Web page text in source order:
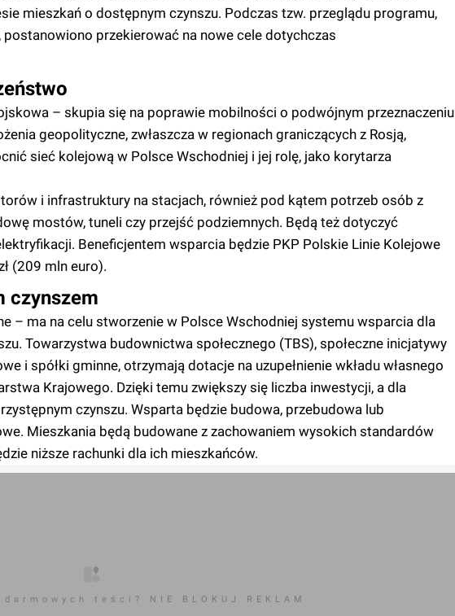
mieszkań o dostępnym czynszu. Podczas tzw. przeglądu programu,
przekierować na nowe cele dotychczas
– skupia się na poprawie mobilności o podwójnym przeznaczeniu
geopolityczne, zwłaszcza w regionach graniczących z Rosją,
sieć kolejową w Polsce Wschodniej i jej rolę, jako korytarza
i infrastruktury na stacjach, również pod kątem potrzeb osób z
mostów, tuneli czy przejść podziemnych. Będą też dotyczyć
Beneficjentem wsparcia będzie PKP Polskie Linie Kolejowe
(209 mln euro).
czynszem
– ma na celu stworzenie w Polsce Wschodniej systemu wsparcia dla
Towarzystwa budownictwa społecznego (TBS), społeczne inicjatywy
i spółki gminne, otrzymają dotacje na uzupełnienie wkładu własnego
Krajowego. Dzięki temu zwiększy się liczba inwestycji, a dla
czynszu. Wsparta będzie budowa, przebudowa lub
Mieszkania będą budowane z zachowaniem wysokich standardów
niższe rachunki dla ich mieszkańców.
teści? NIE BLOKUJ REKLAM